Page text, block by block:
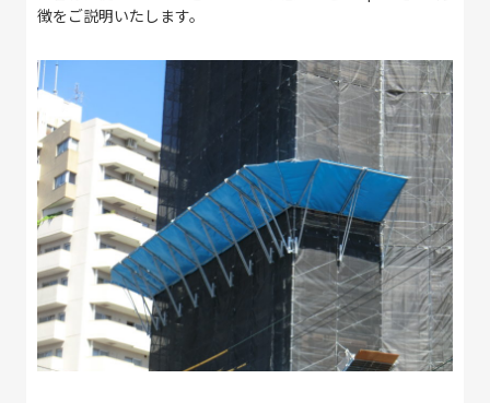
徴をご説明いたします。